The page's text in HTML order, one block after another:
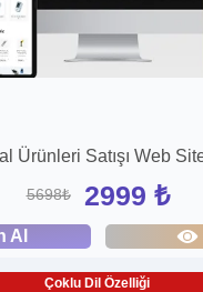
Ürünleri Satışı Web
5698₺ 2999 ₺
Al
Çoklu Dil Özelliği